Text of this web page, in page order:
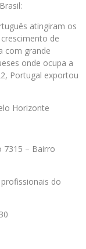
atingiram os
de
com grande
onde ocupa a
Portugal exportou
Horizonte
7315 – Bairro
do